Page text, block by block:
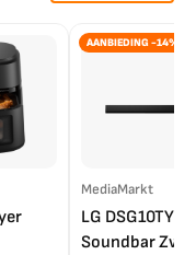
AANBIEDING -14%
MediaMarkt
LG DSG10TY
Soundbar